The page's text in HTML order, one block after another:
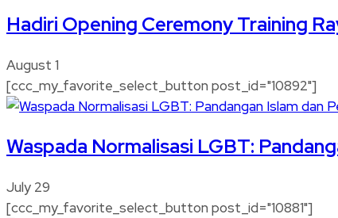
Hadiri Opening Ceremony Training
August 1
[ccc_my_favorite_select_button post_id="10892"]
Waspada Normalisasi LGBT:
July 29
[ccc_my_favorite_select_button post_id="10881"]